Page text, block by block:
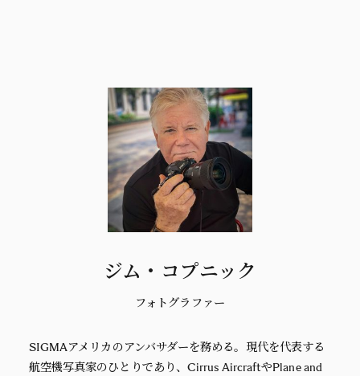
ジム・コプニック
フォトグラファー
SIGMAアメリカのアンバサダーを務める。現代を代表する
航空機写真家のひとりであり、Cirrus AircraftやPlane and